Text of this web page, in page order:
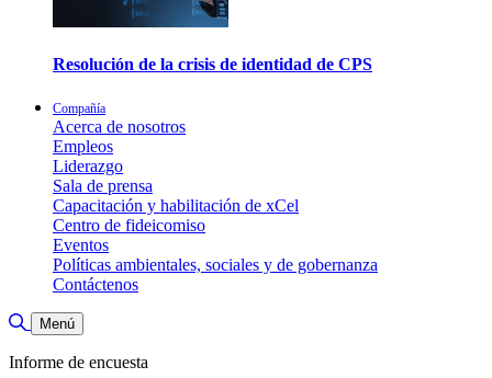
Resolución de la crisis de identidad de CPS
Compañía
Acerca de nosotros
Empleos
Liderazgo
Sala de prensa
Capacitación y habilitación de xCel
Centro de fideicomiso
Eventos
Políticas ambientales, sociales y de gobernanza
Contáctenos
Alternar búsqueda
Menú
Informe de encuesta